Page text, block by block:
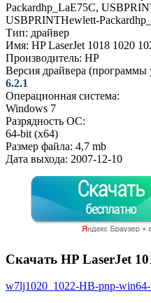
Packardhp_LaE75C,
USBPRINTHewlett-
Тип: драйвер
Имя: HP LaserJet 1018 1020
Производитель: HP
Версия драйвера (программы
6.2.1
Операционная система:
Windows 7
Разрядность ОС:
64-bit (x64)
Размер файла: 4,7 mb
Дата выхода: 2007-12-10
Скачать HP LaserJet
w7lj1020_1022-HB-pnp-